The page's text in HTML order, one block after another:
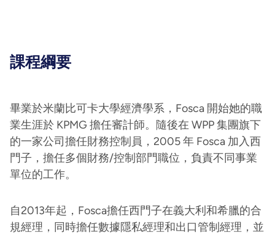
課程綱要
畢業於米蘭比可卡大學經濟學系，Fosca 開始她的職
業生涯於 KPMG 擔任審計師。隨後在 WPP 集團旗下
的一家公司擔任財務控制員，2005 年 Fosca 加入西
門子，擔任多個財務/控制部門職位，負責不同事業
單位的工作。
自2013年起，Fosca擔任西門子在義大利和希臘的合
規經理，同時擔任數據隱私經理和出口管制經理，並